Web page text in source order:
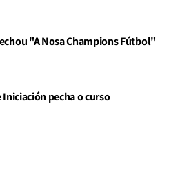
"A Nosa Champions Fútbol"
Iniciación pecha o curso